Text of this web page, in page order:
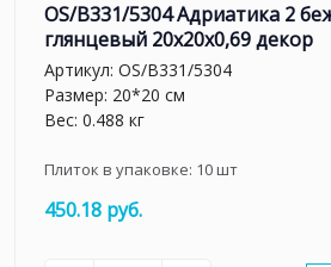
OS/B331/5304 Адриатика 2
глянцевый 20x20x0,69 декор
Артикул: OS/B331/5304
Размер: 20*20 см
Вес: 0.488 кг
Плиток в упаковке: 10шт
450.18 руб.